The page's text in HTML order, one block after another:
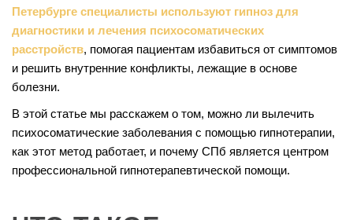
Петербурге специалисты используют гипноз для
диагностики и лечения психосоматических
расстройств, помогая пациентам избавиться от симптомов
и решить внутренние конфликты, лежащие в основе
болезни.
В этой статье мы расскажем о том, можно ли вылечить
психосоматические заболевания с помощью гипнотерапии,
как этот метод работает, и почему СПб является центром
профессиональной гипнотерапевтической помощи.